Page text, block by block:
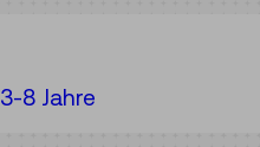
3-8 Jahre